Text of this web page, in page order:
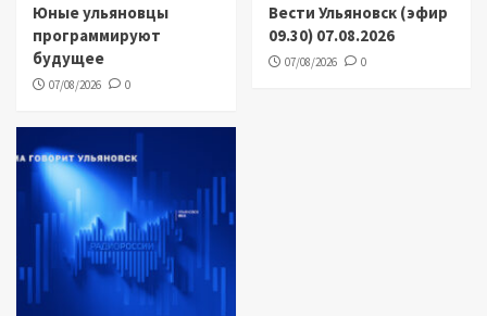
Юные ульяновцы
программируют
будущее
07/08/2026 0
Вести Ульяновск (эфир
09.30) 07.08.2026
07/08/2026 0